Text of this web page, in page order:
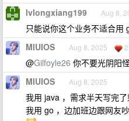
lvlongxiang199 Aug 8,
只能说你这个业务不适合用
MIUIOS Aug 8, 2025 2
@Gilfoyle26 你不要光阴阳
MIUIOS Aug 8, 2025
我用 java ，需求半天写完
我用 go ，边加班边跟网友